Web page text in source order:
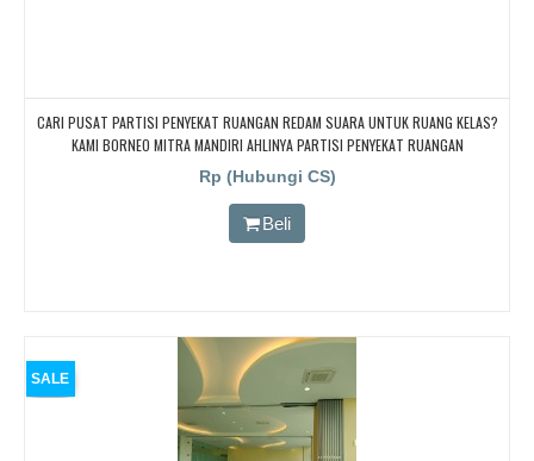
CARI PUSAT PARTISI PENYEKAT RUANGAN REDAM SUARA UNTUK RUANG KELAS?
KAMI BORNEO MITRA MANDIRI AHLINYA PARTISI PENYEKAT RUANGAN
Rp (Hubungi CS)
Beli
SALE